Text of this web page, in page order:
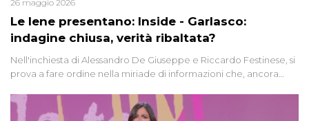
Le Iene presentano: Inside - Garlasco:
indagine chiusa, verità ribaltata?
26 maggio 2026
Nell'inchiesta di Alessandro De Giuseppe e Riccardo Festinese, si
prova a fare ordine nella miriade di informazioni che, ancora
giudiziarie più discusse degli ultimi anni. Lo speciale ricostruisce la
vicenda mettendo in fila testimonianze, errori, dettagli